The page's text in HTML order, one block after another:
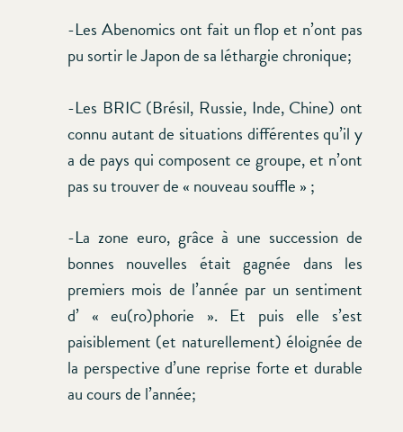
-Les Abenomics ont fait un flop et n’ont pas
pu sortir le Japon de sa léthargie chronique;
-Les BRIC (Brésil, Russie, Inde, Chine) ont
connu autant de situations différentes qu’il y
a de pays qui composent ce groupe, et n’ont
pas su trouver de « nouveau souffle » ;
-La zone euro, grâce à une succession de
bonnes nouvelles était gagnée dans les
premiers mois de l’année par un sentiment
d’ « eu(ro)phorie ». Et puis elle s’est
paisiblement (et naturellement) éloignée de
la perspective d’une reprise forte et durable
au cours de l’année;